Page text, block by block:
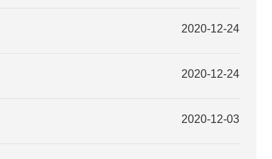
2020-12-24
2020-12-24
2020-12-03